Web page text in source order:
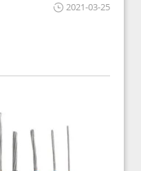
2021-03-25